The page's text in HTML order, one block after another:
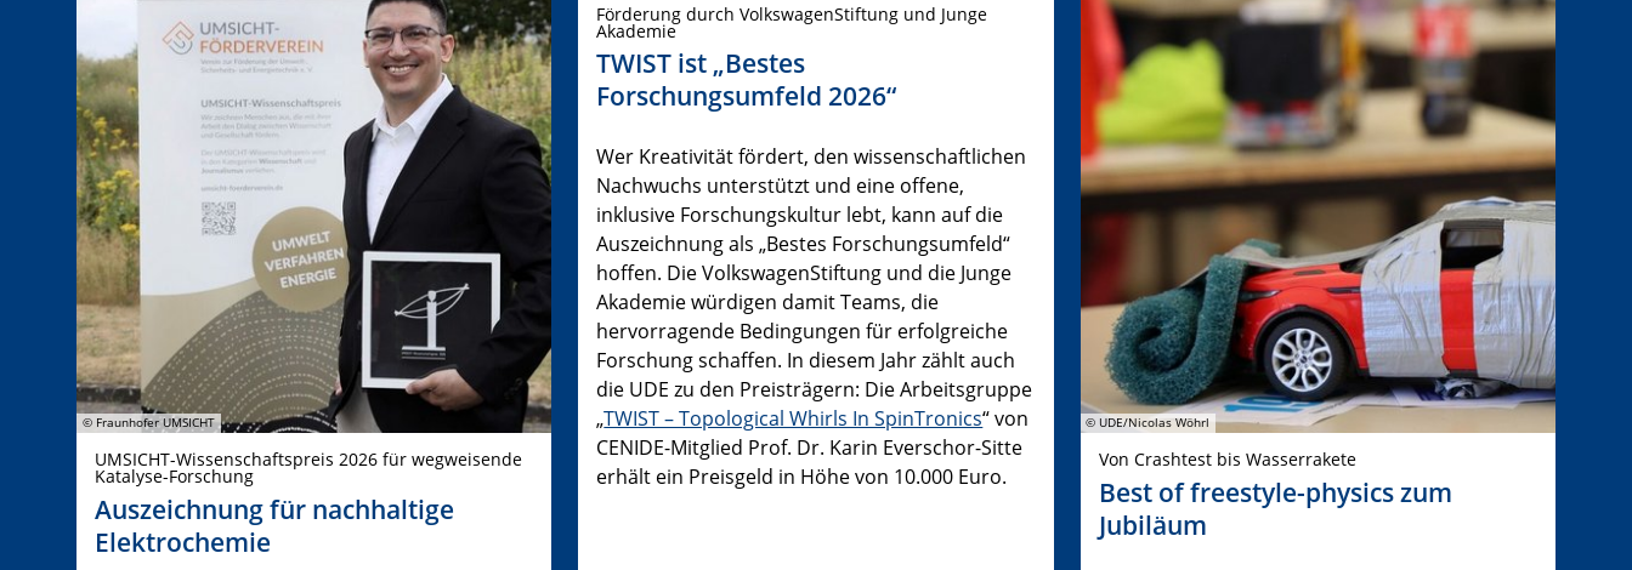
© Fraunhofer UMSICHT
UMSICHT-Wissenschaftspreis 2026 für wegweisende
Katalyse-Forschung
Auszeichnung für nachhaltige
Elektrochemie
Förderung durch VolkswagenStiftung und Junge
Akademie
TWIST ist „Bestes
Forschungsumfeld 2026“
Wer Kreativität fördert, den wissenschaftlichen
Nachwuchs unterstützt und eine offene,
inklusive Forschungskultur lebt, kann auf die
Auszeichnung als „Bestes Forschungsumfeld“
hoffen. Die VolkswagenStiftung und die Junge
Akademie würdigen damit Teams, die
hervorragende Bedingungen für erfolgreiche
Forschung schaffen. In diesem Jahr zählt auch
die UDE zu den Preisträgern: Die Arbeitsgruppe
„TWIST – Topological Whirls In SpinTronics“ von
CENIDE-Mitglied Prof. Dr. Karin Everschor-Sitte
erhält ein Preisgeld in Höhe von 10.000 Euro.
© UDE/Nicolas Wöhrl
Von Crashtest bis Wasserrakete
Best of freestyle-physics zum
Jubiläum